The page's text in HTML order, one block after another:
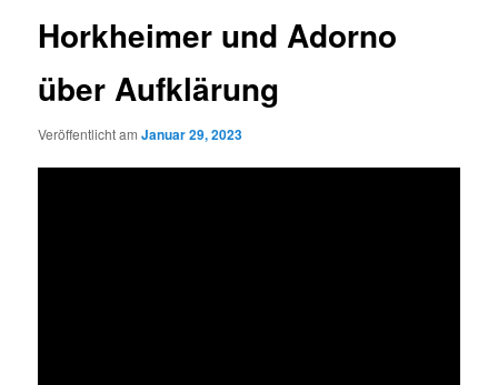
Horkheimer und Adorno
über Aufklärung
Veröffentlicht amJanuar 29, 2023